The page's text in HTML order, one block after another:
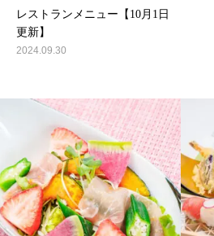
レストランメニュー【10月1日
更新】
2024.09.30